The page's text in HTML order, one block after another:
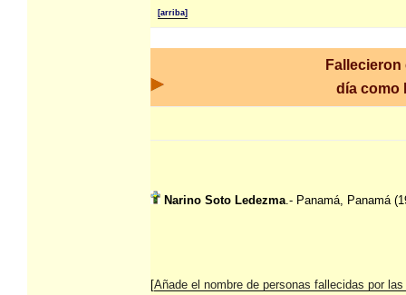
[arriba]
Fallecieron
día
Narino Soto Ledezma .- Panamá, Panamá
[Añade el nombre de personas fallecidas por las